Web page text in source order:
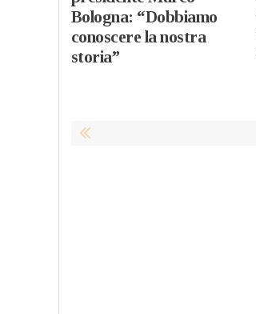
Bologna: “Dobbiamo
conoscere la nostra
storia”